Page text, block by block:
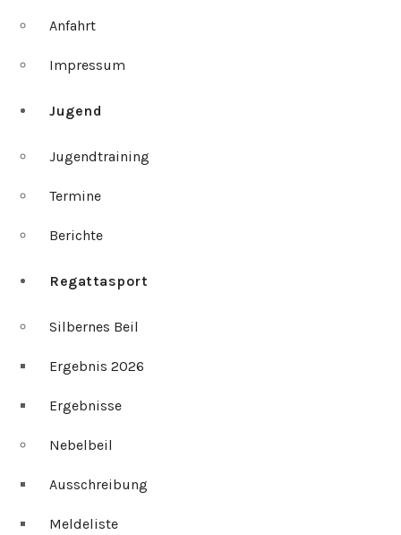
Anfahrt
Impressum
Jugend
Jugendtraining
Termine
Berichte
Regattasport
Silbernes Beil
Ergebnis 2026
Ergebnisse
Nebelbeil
Ausschreibung
Meldeliste